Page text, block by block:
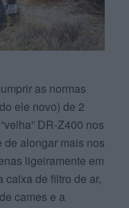
as normas
ele novo) de 2
DR-Z400 nos
alongar mais nos
ligeiramente em
caixa de filtro de ar,
cames e a